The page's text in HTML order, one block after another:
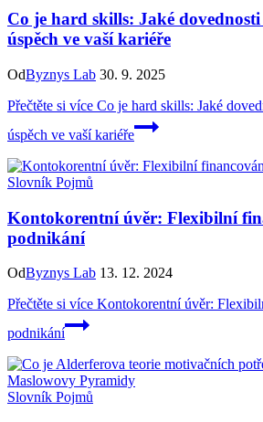
Co je hard skills: Jaké
úspěch ve vaší kariéře
OdByznys Lab 30. 9. 2025
Přečtěte si více Co je hard skills: Jaké
úspěch ve vaší kariéře
Slovník Pojmů
Kontokorentní úvěr: Flexibilní
podnikání
OdByznys Lab 13. 12. 2024
Přečtěte si více Kontokorentní úvěr:
podnikání
Slovník Pojmů